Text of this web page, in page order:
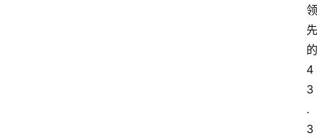
领
先
的
4
3
.
3